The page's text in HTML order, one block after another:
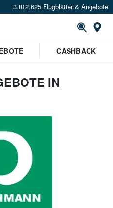
3.812.625 Flugblätter & Angebote
CASHBACK
IN